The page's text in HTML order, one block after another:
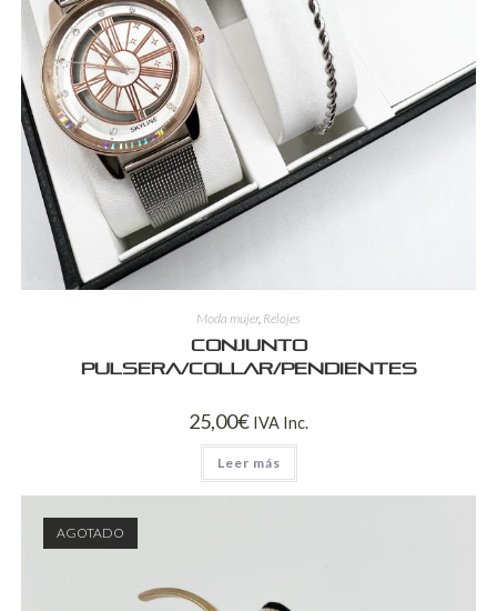
Moda mujer, Relojes
Conjunto
pulsera/collar/pendientes
25,00€ IVA Inc.
Leer más
AGOTADO